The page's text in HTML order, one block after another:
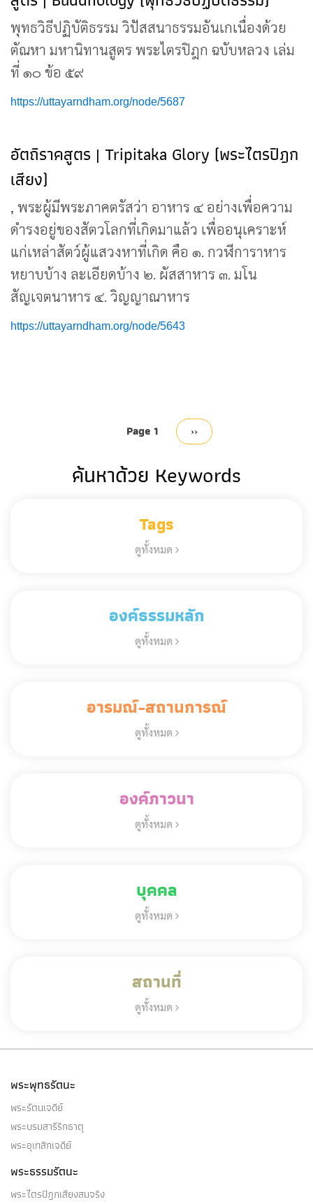
พุทธวิธีปฏิบัติธรรม วิปัสสนาธรรมอันเกเนื่องด้วย
ตัณหา มหานิทานสูตร พระไตรปิฎก ฉบับหลวง เล่ม
ที่ ๑๐ ข้อ ๕๙
https://uttayarndham.org/node/5687
อัตถิราคสูตร | Tripitaka Glory (พระไตรปิฎก
เสียง)
, พระผู้มีพระภาคตรัสว่า อาหาร ๔ อย่างเพื่อความ
ดำรงอยู่ของสัตวโลกที่เกิดมาแล้ว เพื่ออนุเคราะห์
แก่เหล่าสัตว์ผู้แสวงหาที่เกิด คือ ๑. กวฬีการาหาร
หยาบบ้าง ละเอียดบ้าง ๒. ผัสสาหาร ๓. มโน
สัญเจตนาหาร ๔. วิญญาณาหาร
https://uttayarndham.org/node/5643
Page 1
Next
page
››
ค้นหาด้วย Keywords
Tags
ดูทั้งหมด
องค์ธรรมหลัก
ดูทั้งหมด
อารมณ์-สถานการณ์
ดูทั้งหมด
องค์ภาวนา
ดูทั้งหมด
บุคคล
ดูทั้งหมด
สถานที่
ดูทั้งหมด
พระพุทธรัตนะ
พระรัตนเจดีย์
พระบรมสารีริกธาตุ
พระอุเทสิกเจดีย์
พระธรรมรัตนะ
พระไตรปิฎกเสียงสมจริง